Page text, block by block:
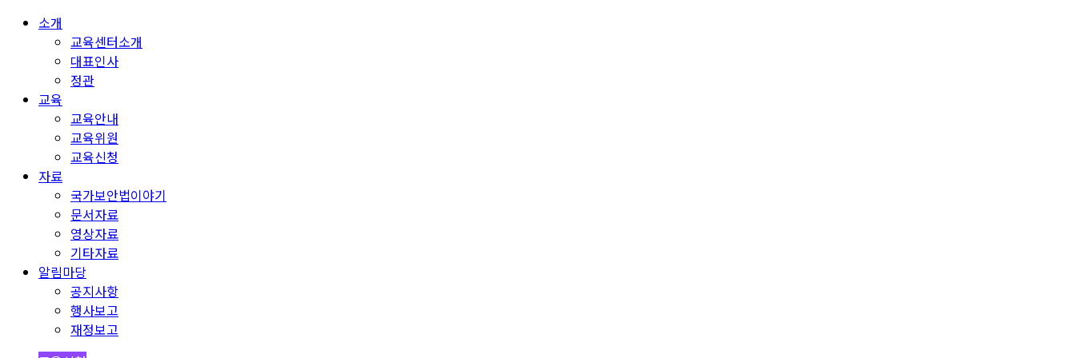
소개
교육센터소개
대표인사
정관
교육
교육안내
교육위원
교육신청
자료
국가보안법이야기
문서자료
영상자료
기타자료
알림마당
공지사항
행사보고
재정보고